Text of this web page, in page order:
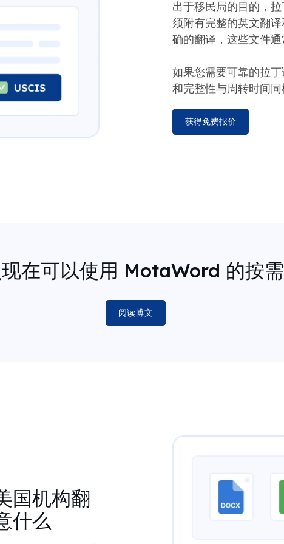
出于移民局的目的，
须附有完整的英文翻
确的翻译，这些文件通
如果您需要可靠的拉
和完整性与周转时间同
获得免费报价
在可以使用 MotaWord 的按
阅读博文
国机构翻
什么